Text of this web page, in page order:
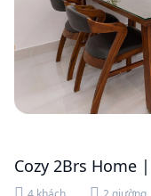
Cozy 2Brs Home